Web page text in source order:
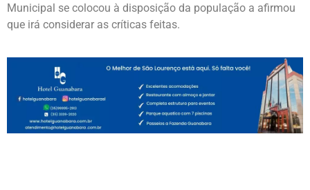
Municipal se colocou à disposição da população a afirmou
que irá considerar as críticas feitas.